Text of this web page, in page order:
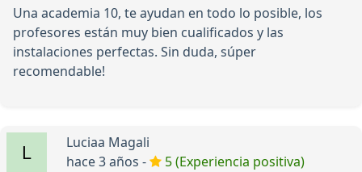
Una academia 10, te ayudan en todo lo posible, los
profesores están muy bien cualificados y las
instalaciones perfectas. Sin duda, súper
recomendable!
Luciaa Magali
hace 3 años -
5 (Experiencia positiva)